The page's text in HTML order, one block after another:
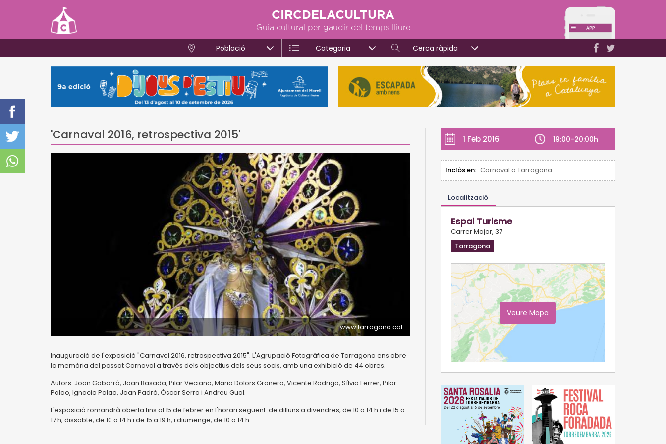
CIRCDELACULTURA
Guia cultural per gaudir del temps lliure
Població Categoria Cerca ràpida
'Carnaval 2016, retrospectiva 2015'
www.tarragona.cat
Inauguració de l'exposició "Carnaval 2016, retrospectiva 2015". L'Agrupació Fotogràfica de Tarragona ens obre
la memòria del passat Carnaval a través dels objectius dels seus socis, amb una exhibició de 44 obres.
Autors: Joan Gabarró, Joan Basada, Pilar Veciana, Maria Dolors Granero, Vicente Rodrigo, Sílvia Ferrer, Pilar
Palao, Ignacio Palao, Joan Padró, Òscar Serra i Andreu Gual.
L'exposició romandrà oberta fins al 15 de febrer en l'horari següent: de dilluns a divendres, de 10 a 14 h i de 15 a
17 h; dissabte, de 10 a 14 h i de 15 a 19 h, i diumenge, de 10 a 14 h.
1 Feb 2016 19:00-20:00h
Inclòs en: Carnaval a Tarragona
Localització
Espai Turisme
Carrer Major, 37
Tarragona
Veure Mapa